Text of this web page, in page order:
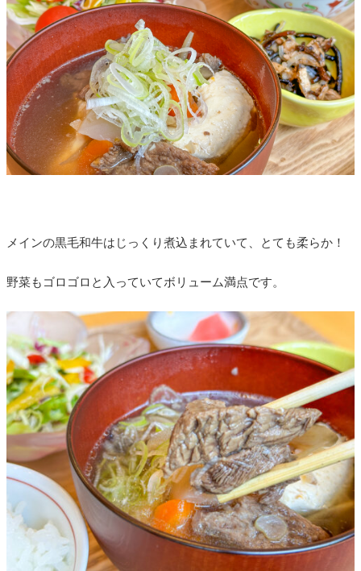
メインの黒毛和牛はじっくり煮込まれていて、とても柔らか！
野菜もゴロゴロと入っていてボリューム満点です。